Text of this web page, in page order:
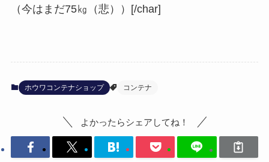
（今はまだ75㎏（悲））[/char]
ホウワコンテナショップ コンテナ
よかったらシェアしてね！